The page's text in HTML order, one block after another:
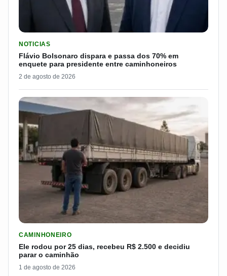
NOTICIAS
Flávio Bolsonaro dispara e passa dos 70% em
enquete para presidente entre caminhoneiros
2 de agosto de 2026
CAMINHONEIRO
Ele rodou por 25 dias, recebeu R$ 2.500 e decidiu
parar o caminhão
1 de agosto de 2026